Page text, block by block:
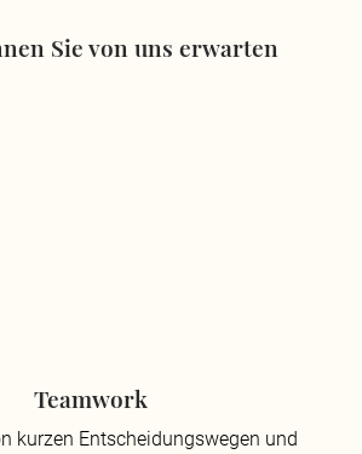
Sie von uns erwarten
Teamwork
kurzen Entscheidungswegen und